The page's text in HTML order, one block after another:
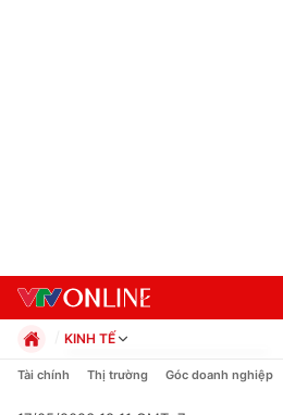
KINH TẾ
Chính trị
Tài chính Thị trường Góc doanh nghiệp